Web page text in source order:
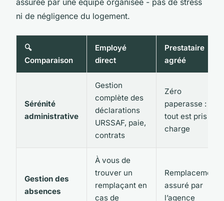
ni de négligence du logement.
🔍
Comparaison
Employé
direct
Prestataire
agréé
Sérénité
administrative
Gestion
complète des
déclarations
URSSAF, paie,
contrats
Zéro
paperasse :
tout est pris en
charge
Gestion des
absences
À vous de
trouver un
remplaçant en
cas de
Remplacement
assuré par
l’agence